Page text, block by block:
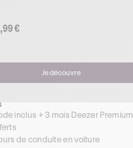
,99 €
Je découvre
inclus + 3 mois Deezer Premium
de conduite en voiture